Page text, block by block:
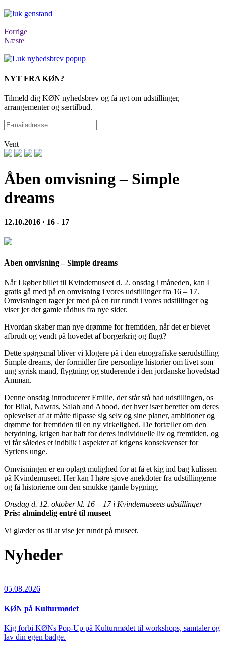
Forrige
Næste
NYT FRA KØN?
Tilmeld dig KØN nyhedsbrev og få nyt om udstillinger,
arrangementer og særtilbud.
Vent
Åben omvisning – Simple
dreams
12.10.2016 · 16 - 17
Åben omvisning – Simple dreams
Når I køber billet til Kvindemuseet d. 2. onsdag i måneden, kan I
gratis gå med på en omvisning i vores udstillinger fra 16 – 17.
Omvisningen tager jer med på en tur rundt i vores udstillinger og
viser jer det gamle rådhus fra nye sider.
Hvordan skaber man nye drømme for fremtiden, når det er blevet
afbrudt og vendt på hovedet af borgerkrig og flugt?
Dette spørgsmål bliver vi klogere på i den etnografiske særudstilling
Simple dreams, der formidler fire personlige historier om livet som
ung syrisk mand, flygtning og studerende i den jordanske hovedstad
Amman.
Denne onsdag introducerer Emilie, der står stå bad udstillingen, os
for Bilal, Nawras, Salah and Abood, der hver især beretter om deres
oplevelser af at måtte tilpasse sig selv og sine planer, ambitioner og
drømme for fremtiden til en ny virkelighed. De fortæller om den
betydning, krigen har haft for deres individuelle liv og fremtiden, og
vi får således et indblik i aspekter af krigens konsekvenser for
Syriens unge.
Omvisningen er en oplagt mulighed for at få et kig ind bag kulissen
på Kvindemuseet. Her kan I høre sjove anekdoter fra udstillingerne
og få historierne om den smukke gamle bygning.
Onsdag d. 12. oktober kl. 16 – 17 i Kvindemuseets udstillinger
Pris: almindelig entré til museet
Vi glæder os til at vise jer rundt på museet.
Nyheder
05.08.2026
KØN på Kulturmødet
Kig forbi KØNs Pop-Up på Kulturmødet til workshops, samtaler og
lav din egen badge.